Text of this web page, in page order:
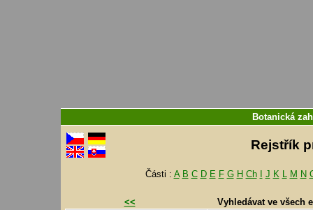
Botanická
Rejstřík
Části : A B C D E F G H Ch J K L M N
<<
Vyhledávat ve všech